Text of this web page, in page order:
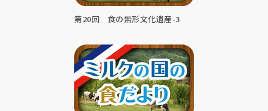
第20回 食の無形文化遺産-3